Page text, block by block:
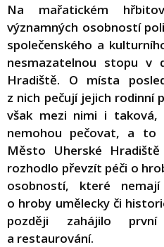
Na mařatickém
významných osobností
společenského a
nesmazatelnou stopu v
Hradiště. O místa
z nich pečují jejich rodinní
však mezi nimi i
nemohou pečovat, a to
Město Uherské
rozhodlo převzít péči o
osobností, které
o hroby umělecky či
později zahájilo
a restaurování.